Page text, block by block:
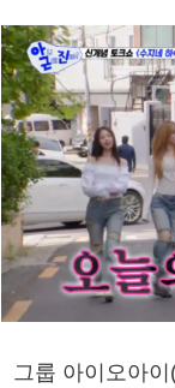
그룹 아이오아